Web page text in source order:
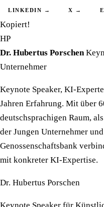
LINKEDIN → X →
Kopiert!
HP
Dr. Hubertus Porschen
Unternehmer
Keynote Speaker, KI-
Jahren Erfahrung. Mit über
deutschsprachigen Raum,
der Jungen Unternehmer
Genossenschaftsbank
mit konkreter KI-Expertise.
Dr. Hubertus Porschen